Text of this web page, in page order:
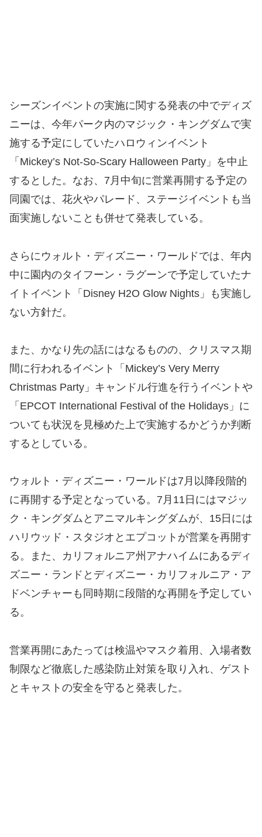
シーズンイベントの実施に関する発表の中でディズ
ニーは、今年パーク内のマジック・キングダムで実
施する予定にしていたハロウィンイベント
「Mickey’s Not-So-Scary Halloween Party」を中止
するとした。なお、7月中旬に営業再開する予定の
同園では、花火やパレード、ステージイベントも当
面実施しないことも併せて発表している。
さらにウォルト・ディズニー・ワールドでは、年内
中に園内のタイフーン・ラグーンで予定していたナ
イトイベント「Disney H2O Glow Nights」も実施し
ない方針だ。
また、かなり先の話にはなるものの、クリスマス期
間に行われるイベント「Mickey’s Very Merry
Christmas Party」キャンドル行進を行うイベントや
「EPCOT International Festival of the Holidays」に
ついても状況を見極めた上で実施するかどうか判断
するとしている。
ウォルト・ディズニー・ワールドは7月以降段階的
に再開する予定となっている。7月11日にはマジッ
ク・キングダムとアニマルキングダムが、15日には
ハリウッド・スタジオとエプコットが営業を再開す
る。また、カリフォルニア州アナハイムにあるディ
ズニー・ランドとディズニー・カリフォルニア・ア
ドベンチャーも同時期に段階的な再開を予定してい
る。
営業再開にあたっては検温やマスク着用、入場者数
制限など徹底した感染防止対策を取り入れ、ゲスト
とキャストの安全を守ると発表した。